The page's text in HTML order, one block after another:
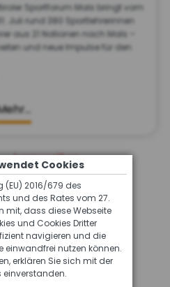
Sportforum Mals bringt vom
Juli rund 380 Sportlehrerinnen
aus 21 Nationen nach Mals –
und neue Impulse für den
Lernwelten
Archiv der INFO
Ausgaben
Cookies
2016/679 des
und des Rates vom 27.
mit, dass diese Webseite
und Cookies Dritter
navigieren und die
einwandfrei nutzen können.
erklären Sie sich mit der
einverstanden.